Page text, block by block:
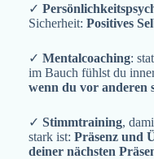
✓
Sicherheit: Positives
✓ Mentalcoaching:
im Bauch fühlst du
wenn du vor anderen
✓ Stimmtraining,
stark ist: Präsenz und
deiner nächsten